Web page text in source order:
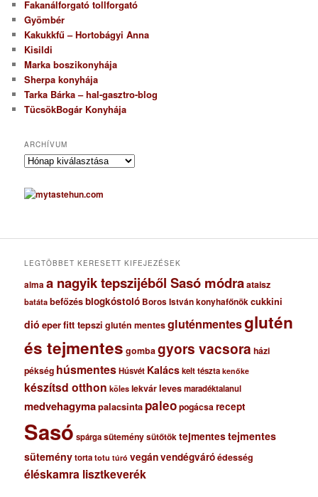
Fakanálforgató tollforgató
Gyömbér
Kakukkfű – Hortobágyi Anna
Kisildi
Marka boszikonyhája
Sherpa konyhája
Tarka Bárka – hal-gasztro-blog
TücsökBogár Konyhája
ARCHÍVUM
A
c
h
u
LEGTÖBBET KERESETT KIFEJEZÉSEK
almaa nagyik tepszijéből Sasó módraataisz
batáta befőzésblogkóstoló Boros István konyhafőnökcukkini
dió eperfitt tepszi glutén mentesgluténmentesglutén
és tejmentes gombagyors vacsora házi
pékség húsmentesHúsvét Kalácskelt tészta kenőke
készítsd otthon köles lekvárlevesmaradéktalanul
medvehagymapalacsinta paleopogácsarecept
Sasó spárgasüteménysütőtöktejmentestejmentes
süteménytorta totu túró vegánvendégváróédesség
éléskamra lisztkeverék